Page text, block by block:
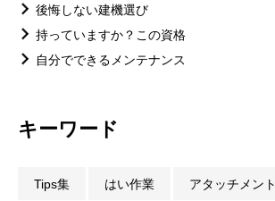
後悔しない建機選び
持っていますか？この資格
自分でできるメンテナンス
キーワード
Tips集 はい作業 アタッチメント